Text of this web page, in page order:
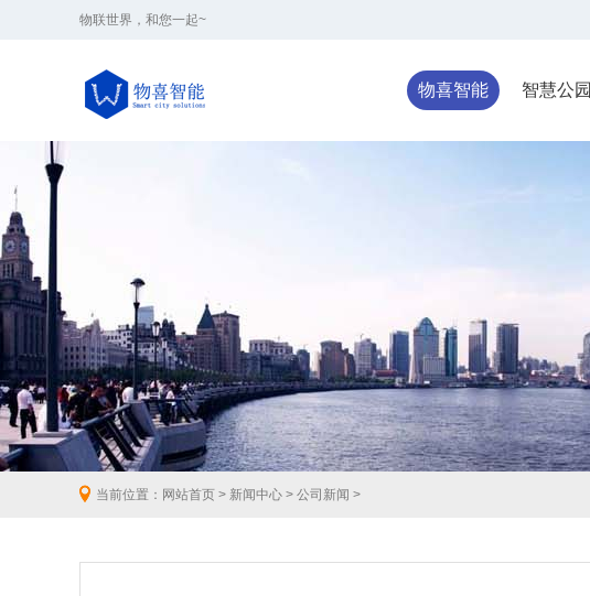
物联世界，和您一起~
物喜智能 智慧公园
当前位置： 网站首页 > 新闻中心 > 公司新闻 >